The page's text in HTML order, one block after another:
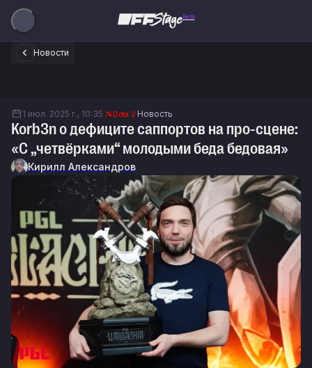
Beta
Новости
1 июл. 2025 г., 10:35 Dota 2 Новость
Korb3n о дефиците саппортов на про-сцене:
«С „четвёрками“ молодыми беда бедовая»
Кирилл Александров